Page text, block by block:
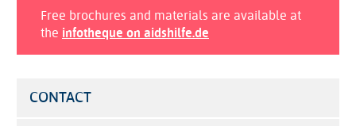
Free brochures and materials are available at
the infotheque on aidshilfe.de
CONTACT